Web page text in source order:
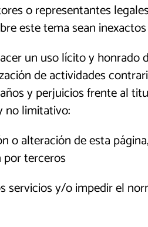
o representantes
este tema sean
un uso lícito y
de actividades
y perjuicios frente al
no limitativo:
alteración de esta
por terceros
servicios y/o impedir el